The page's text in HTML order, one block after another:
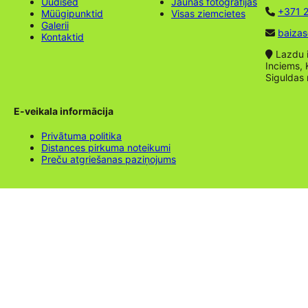
Müügipunktid
Galerii
Kontaktid
Visas ziemcietes
+371
Lazdu
Inciems,
Siguldas
E-veikala informācija
Privātuma politika
Distances pirkuma noteikumi
Preču atgriešanas paziņojums